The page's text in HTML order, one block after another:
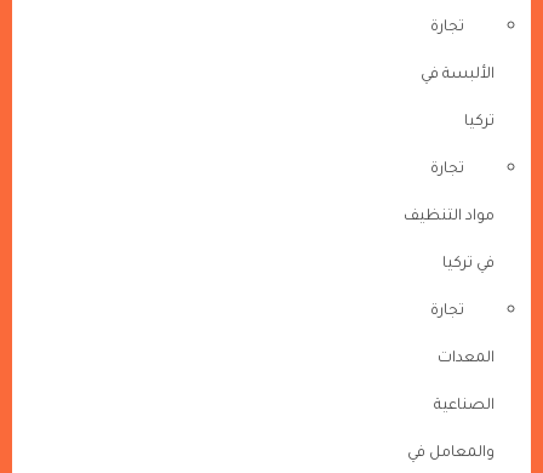
تجارة
الألبسة في
تركيا
تجارة
مواد التنظيف
في تركيا
تجارة
المعدات
الصناعية
والمعامل في